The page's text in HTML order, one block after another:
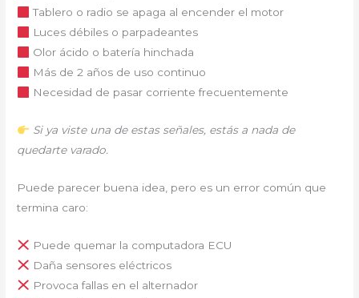
Tablero o radio se apaga al encender el motor
Luces débiles o parpadeantes
Olor ácido o batería hinchada
Más de 2 años de uso continuo
Necesidad de pasar corriente frecuentemente
Si ya viste una de estas señales, estás a nada de
quedarte varado.
Puede parecer buena idea, pero es un error común que
termina caro:
Puede quemar la computadora ECU
Daña sensores eléctricos
Provoca fallas en el alternador